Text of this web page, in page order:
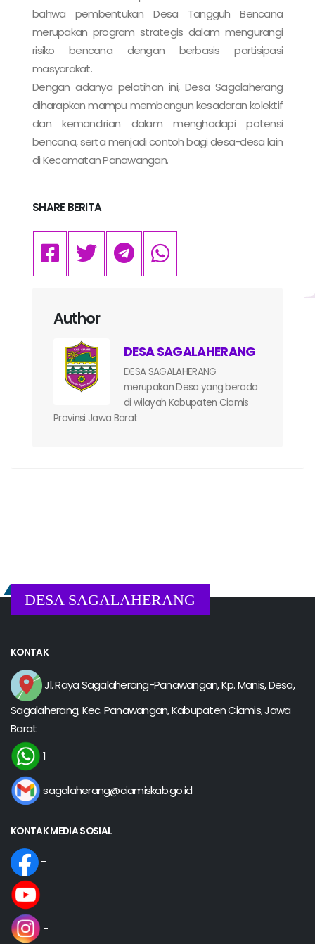
bahwa pembentukan Desa Tangguh Bencana
merupakan program strategis dalam mengurangi
risiko bencana dengan berbasis partisipasi
masyarakat.
Dengan adanya pelatihan ini, Desa Sagalaherang
diharapkan mampu membangun kesadaran kolektif
dan kemandirian dalam menghadapi potensi
bencana, serta menjadi contoh bagi desa-desa lain
di Kecamatan Panawangan.
SHARE BERITA
Author
DESA SAGALAHERANG
DESA SAGALAHERANG
merupakan Desa yang berada
di wilayah Kabupaten Ciamis
Provinsi Jawa Barat
DESA SAGALAHERANG
KONTAK
Jl. Raya Sagalaherang-Panawangan, Kp. Manis, Desa,
Sagalaherang, Kec. Panawangan, Kabupaten Ciamis, Jawa
Barat
1
sagalaherang@ciamiskab.go.id
KONTAK MEDIA SOSIAL
-
-